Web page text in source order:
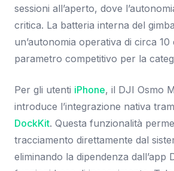
sessioni all’aperto, dove
critica. La batteria interna del
un’autonomia operativa di circa
parametro competitivo per la
Per gli utenti iPhone, il DJI Osmo
introduce l’integrazione nativa
DockKit. Questa funzionalità
tracciamento direttamente dal
eliminando la dipendenza dall’app